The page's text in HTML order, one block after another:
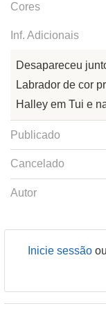
Cores
Inf. Adicionais
Desapareceu
Labrador de cor
Halley em Tui e
Publicado
Cancelado
Autor
Inicie sessão ou